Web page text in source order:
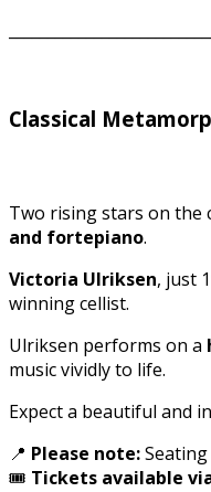
Classical
Two rising stars on the
and fortepiano.
Victoria Ulriksen, just
winning cellist.
Ulriksen performs on a
music vividly to life.
Expect a beautiful and
📍 Please note:
🎟 Tickets available